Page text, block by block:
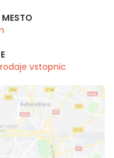
vstopnic